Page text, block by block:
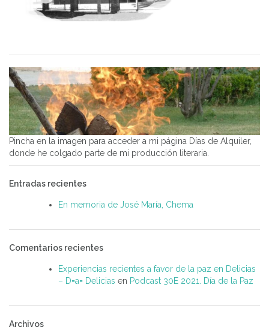
Pincha en la imagen para acceder a mi página Días de Alquiler,
donde he colgado parte de mi producción literaria.
Entradas recientes
En memoria de José María, Chema
Comentarios recientes
Experiencias recientes a favor de la paz en Delicias
– D=a= Delicias en Podcast 30E 2021. Día de la Paz
Archivos